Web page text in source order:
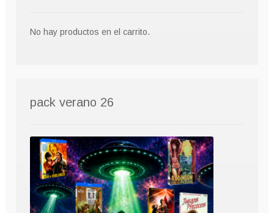
No hay productos en el carrito.
pack verano 26